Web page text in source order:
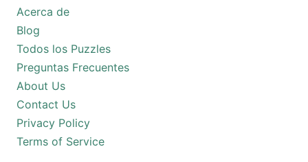
Acerca de
Blog
Todos los Puzzles
Preguntas Frecuentes
About Us
Contact Us
Privacy Policy
Terms of Service